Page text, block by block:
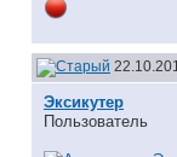
Эксикутер
Пользователь